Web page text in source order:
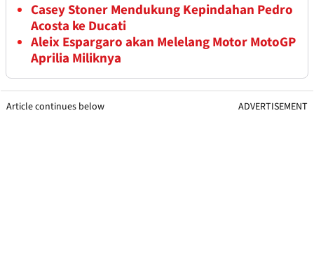
Casey Stoner Mendukung Kepindahan Pedro
Acosta ke Ducati
Aleix Espargaro akan Melelang Motor MotoGP
Aprilia Miliknya
Article continues below ADVERTISEMENT